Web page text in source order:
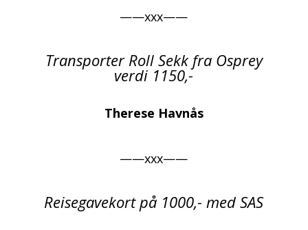
——xxx——
Transporter Roll Sekk fra Osprey
verdi 1150,-
Therese Havnås
——xxx——
Reisegavekort på 1000,- med SAS